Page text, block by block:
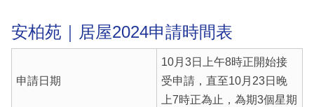
安柏苑｜居屋2024申請時間表
申請日期
10月3日上午8時正開始接
受申請，直至10月23日晚
上7時正為止，為期3個星期